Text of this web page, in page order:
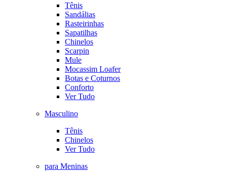
Tênis
Sandálias
Rasteirinhas
Sapatilhas
Chinelos
Scarpin
Mule
Mocassim Loafer
Botas e Coturnos
Conforto
Ver Tudo
Masculino
Tênis
Chinelos
Ver Tudo
para Meninas